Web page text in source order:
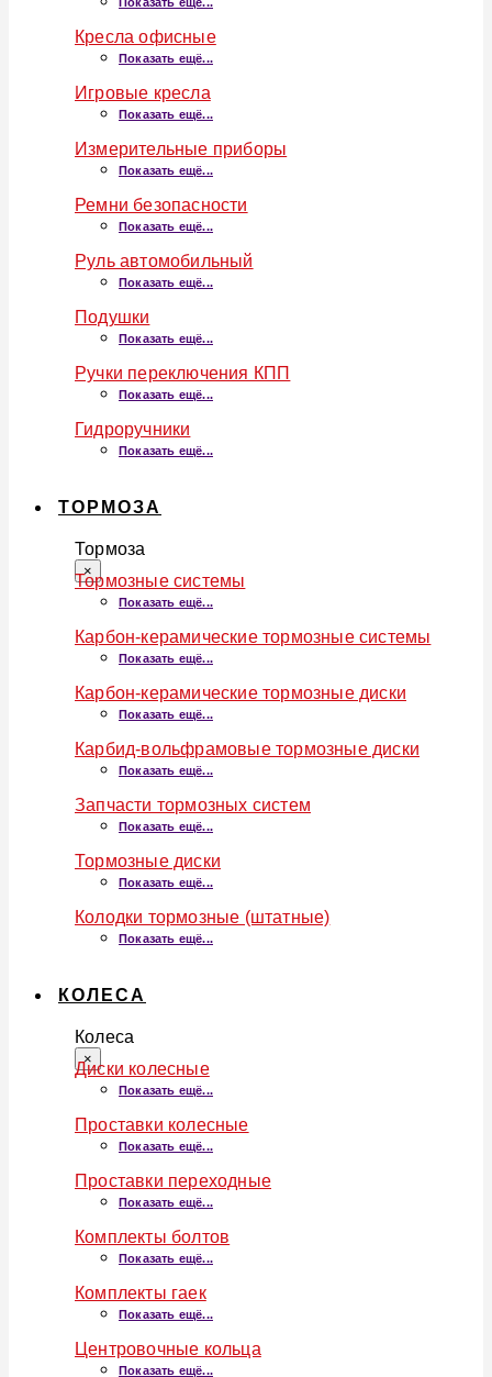
Кресла офисные
Показать ещё...
Игровые кресла
Показать ещё...
Измерительные приборы
Показать ещё...
Ремни безопасности
Показать ещё...
Руль автомобильный
Показать ещё...
Подушки
Показать ещё...
Ручки переключения КПП
Показать ещё...
Гидроручники
Показать ещё...
ТОРМОЗА
Тормоза
×
Тормозные системы
Показать ещё...
Карбон-керамические тормозные системы
Показать ещё...
Карбон-керамические тормозные диски
Показать ещё...
Карбид-вольфрамовые тормозные диски
Показать ещё...
Запчасти тормозных систем
Показать ещё...
Тормозные диски
Показать ещё...
Колодки тормозные (штатные)
Показать ещё...
КОЛЕСА
Колеса
×
Диски колесные
Показать ещё...
Проставки колесные
Показать ещё...
Проставки переходные
Показать ещё...
Комплекты болтов
Показать ещё...
Комплекты гаек
Показать ещё...
Центровочные кольца
Показать ещё...